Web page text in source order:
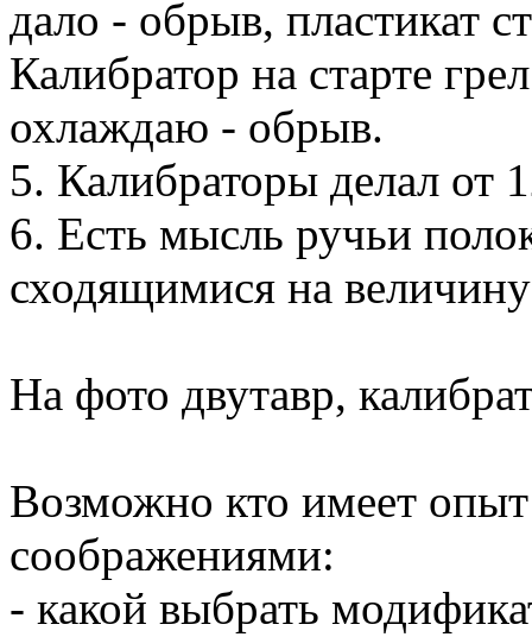
дало - обрыв, пластикат
Калибратор на старте
охлаждаю - обрыв.
5. Калибраторы делал
6. Есть мысль ручьи
сходящимися на
На фото двутавр,
Возможно кто имеет опыт
соображениями:
- какой выбрать